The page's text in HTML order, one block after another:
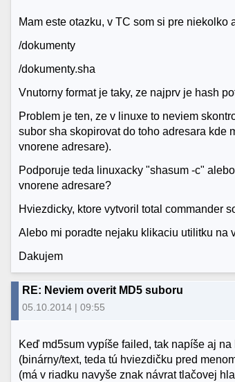
Mam este otazku, v TC som si pre niekolko
/dokumenty
/dokumenty.sha
Vnutorny format je taky, ze najprv je hash
Problem je ten, ze v linuxe to neviem
subor sha skopirovat do toho adresara kde
vnorene adresare).
Podporuje teda linuxacky "shasum -c"
vnorene adresare?
Hviezdicky, ktore vytvoril total commander
Alebo mi poradte nejaku klikaciu utilitku na
Dakujem
RE: Neviem overit MD5 suboru
05.10.2014 | 09:55
Keď md5sum vypíše failed, tak napíše aj
(binárny/text, teda tú hviezdičku pred
(má v riadku navyše znak návrat tlačovej